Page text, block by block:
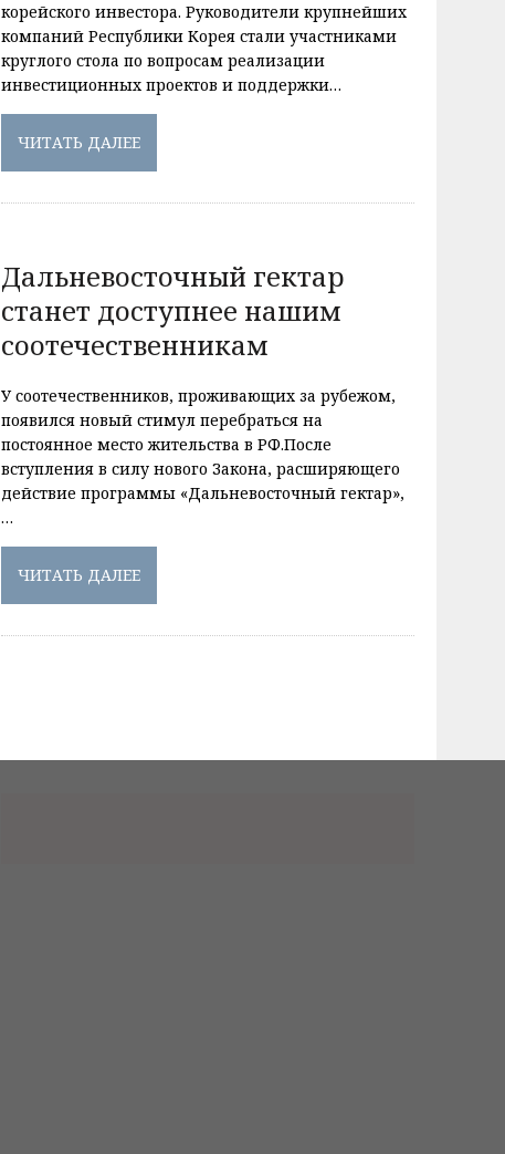
корейского инвестора. Руководители крупнейших
компаний Республики Корея стали участниками
круглого стола по вопросам реализации
инвестиционных проектов и поддержки…
ЧИТАТЬ ДАЛЕЕ
Дальневосточный гектар
станет доступнее нашим
соотечественникам
У соотечественников, проживающих за рубежом,
появился новый стимул перебраться на
постоянное место жительства в РФ.После
вступления в силу нового Закона, расширяющего
действие программы «Дальневосточный гектар»,
…
ЧИТАТЬ ДАЛЕЕ